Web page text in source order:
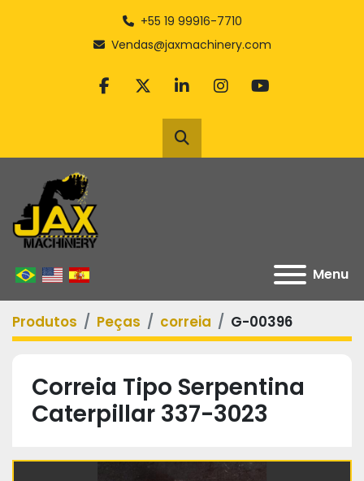
+55 19 99916-7710
Vendas@jaxmachinery.com
facebook
twitterlinkedininstagram
youtube
Pesquisar
Menu
Produtos Peças correia G-00396
Correia Tipo Serpentina
Caterpillar 337-3023